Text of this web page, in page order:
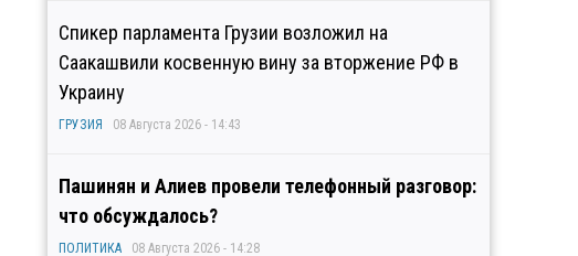
Спикер парламента Грузии возложил на
Саакашвили косвенную вину за вторжение РФ в
Украину
ГРУЗИЯ 08 Августа 2026 - 14:43
Пашинян и Алиев провели телефонный разговор:
что обсуждалось?
ПОЛИТИКА 08 Августа 2026 - 14:28